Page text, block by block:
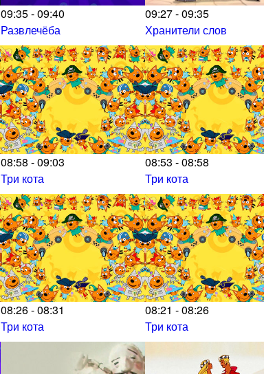
09:35 - 09:40
Развлечёба
09:27 - 09:35
Хранители слов
08:58 - 09:03
Три кота
08:53 - 08:58
Три кота
08:26 - 08:31
Три кота
08:21 - 08:26
Три кота